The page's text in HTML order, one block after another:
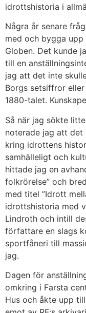
idrottshistoria i
Några år senare
med och bygga
Globen. Det kunde
till en
jag att det inte
Borgs setsiffror
1880-talet.
Så när jag sökte
noterade jag att det
kring idrottens
samhälleligt och
hittade jag en
folkrörelse” och
med titel ”Idrott
idrottshistoria med
Lindroth och intill
författare en slags
sportfåneri till
jag.
Dagen för
omkring i Farsta
Hus och åkte upp